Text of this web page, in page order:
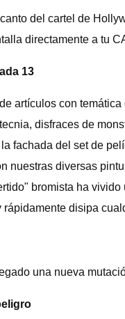
del cartel de
directamente a tu
13
artículos con
disfraces de
fachada del set de
nuestras diversas
bromista ha
disipa
una nueva